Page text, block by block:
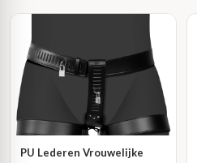
PU Lederen Vrouwelijke